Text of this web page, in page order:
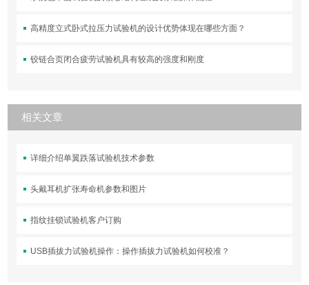
高精度立式卧式拉压力试验机的设计优势体现在哪些方面？
铰链合页闭合疲劳试验机具有较高的强度和刚度
相关文章
详细介绍单翼跌落试验机技术参数
头戴耳机扩张寿命机参数和图片
指纹挂锁试验机客户订购
USB插拔力试验机操作：操作插拔力试验机如何校准？